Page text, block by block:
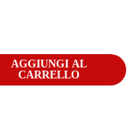
AGGIUNGI AL
CARRELLO